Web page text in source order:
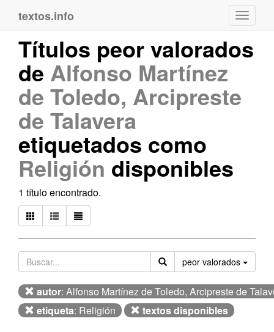
textos.info
Títulos peor valorados
de Alfonso Martínez
de Toledo, Arcipreste
de Talavera
etiquetados como
Religión disponibles
1 título encontrado.
peor valorados
autor: Alfonso Martínez de Toledo, Arcipreste de
etiqueta: Religión textos disponibles